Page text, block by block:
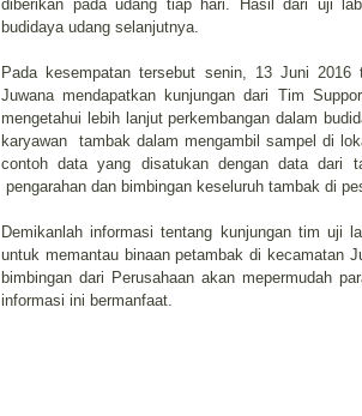
diberikan pada udang tiap hari. Hasil dari uji
budidaya udang selanjutnya.
Pada kesempatan tersebut senin, 13 Juni
Juwana mendapatkan kunjungan dari Tim
mengetahui lebih lanjut perkembangan dalam
karyawan tambak dalam mengambil sampel di
contoh data yang disatukan dengan data
pengarahan dan bimbingan keseluruh tambak di
Demikanlah informasi tentang kunjungan tim uji
untuk memantau binaan petambak di kecamatan
bimbingan dari Perusahaan akan mepermudah
informasi ini bermanfaat.